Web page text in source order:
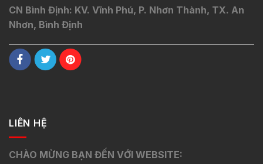
CN Bình Định: KV. Vĩnh Phú, P. Nhơn Thành, TX. An
Nhơn, Bình Định
LIÊN HỆ
CHÀO MỪNG BẠN ĐẾN VỚI WEBSITE: